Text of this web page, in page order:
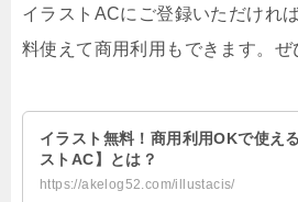
イラストACにご登録いただけれ
料使えて商用利用もできます。ぜ
イラスト無料！商用利用OKで使え
ストAC】とは？
https://akelog52.com/illustacis/